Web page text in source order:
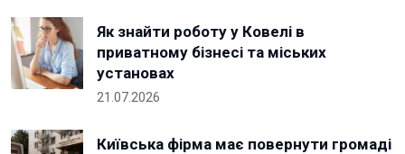
Як знайти роботу у Ковелі в
приватному бізнесі та міських
установах
21.07.2026
Київська фірма має повернути громаді